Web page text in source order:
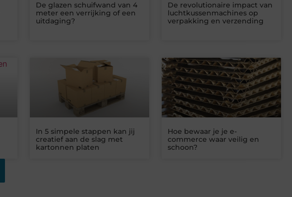
De glazen schuifwand van 4
meter een verrijking of een
uitdaging?
De revolutionaire impact van
luchtkussenmachines op
verpakking en verzending
In 5 simpele stappen kan jij
creatief aan de slag met
kartonnen platen
Hoe bewaar je je e-
commerce waar veilig en
schoon?